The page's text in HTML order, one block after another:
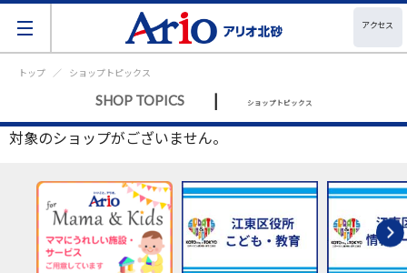
アクセス
トップ ショップトピックス
SHOP TOPICS | ショップトピックス
対象のショップがございません。